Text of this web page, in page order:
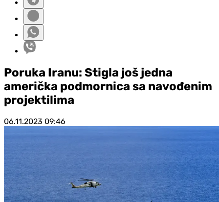
Poruka Iranu: Stigla još jedna
američka podmornica sa navođenim
projektilima
06.11.2023 09:46